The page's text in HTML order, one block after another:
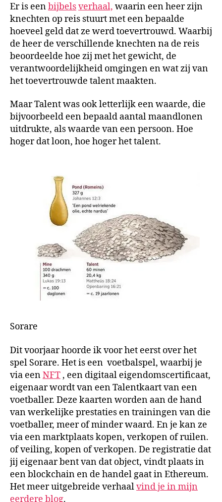
Er is eenbijbelsverhaal, waarin een heer zijn
knechten op reis stuurt met een bepaalde
hoeveel geld dat ze werd toevertrouwd. Waarbij
de heer de verschillende knechten na de reis
beoordeelde hoe zij met het gewicht, de
verantwoordelijkheid omgingen en wat zij van
het toevertrouwde talent maakten.
Maar Talent was ook letterlijk een waarde, die
bijvoorbeeld een bepaald aantal maandlonen
uitdrukte, als waarde van een persoon. Hoe
hoger dat loon, hoe hoger het talent.
Sorare
Dit voorjaar hoorde ik voor het eerst over het
spel Sorare. Het is een voetbalspel, waarbij je
via eenNFT , een digitaal eigendomscertificaat,
eigenaar wordt van een Talentkaart van een
voetballer. Deze kaarten worden aan de hand
van werkelijke prestaties en trainingen van die
voetballer, meer of minder waard. En je kan ze
via een marktplaats kopen, verkopen of ruilen.
of veiling, kopen of verkopen. De registratie dat
jij eigenaar bent van dat object, vindt plaats in
een blockchain en de handel gaat in Ethereum.
Het meer uitgebreide verhaalvind je in mijn
eerdere blog.